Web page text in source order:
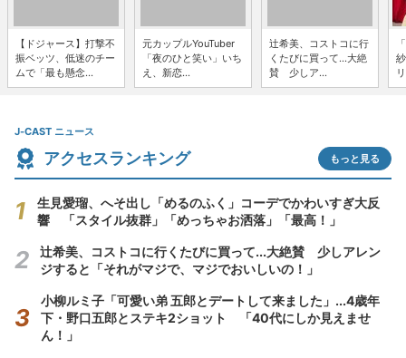
【ドジャース】打撃不
振ベッツ、低迷のチー
ムで「最も懸念...
元カップルYouTuber
「夜のひと笑い」いち
え、新恋...
辻希美、コストコに行
くたびに買って...大絶
賛 少しア...
J-CAST ニュース
アクセスランキング もっと見る
生見愛瑠、へそ出し「めるのふく」コーデでかわいすぎ大反
響 「スタイル抜群」「めっちゃお洒落」「最高！」
辻希美、コストコに行くたびに買って...大絶賛 少しアレン
ジすると「それがマジで、マジでおいしいの！」
小柳ルミ子「可愛い弟 五郎とデートして来ました」...4歳年
下・野口五郎とステキ2ショット 「40代にしか見えませ
ん！」